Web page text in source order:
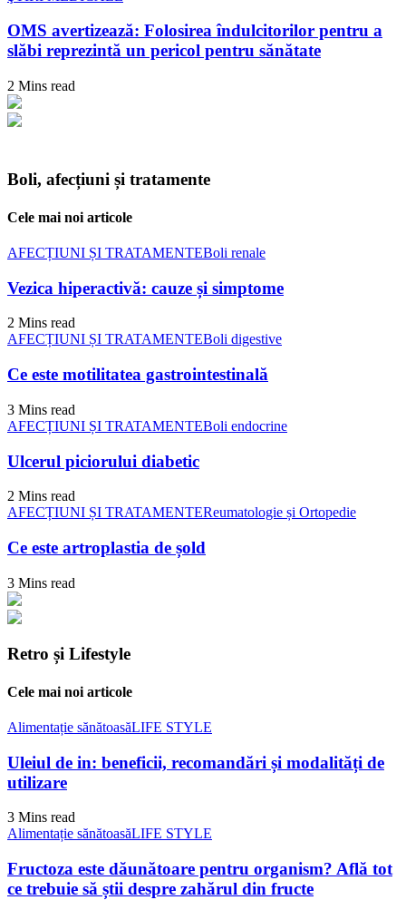
OMS avertizează: Folosirea îndulcitorilor pentru a
slăbi reprezintă un pericol pentru sănătate
2 Mins read
Boli, afecțiuni și tratamente
Cele mai noi articole
AFECȚIUNI ȘI TRATAMENTEBoli renale
Vezica hiperactivă: cauze și simptome
2 Mins read
AFECȚIUNI ȘI TRATAMENTEBoli digestive
Ce este motilitatea gastrointestinală
3 Mins read
AFECȚIUNI ȘI TRATAMENTEBoli endocrine
Ulcerul piciorului diabetic
2 Mins read
AFECȚIUNI ȘI TRATAMENTEReumatologie și Ortopedie
Ce este artroplastia de șold
3 Mins read
Retro și Lifestyle
Cele mai noi articole
Alimentație sănătoasăLIFE STYLE
Uleiul de in: beneficii, recomandări și modalități de
utilizare
3 Mins read
Alimentație sănătoasăLIFE STYLE
Fructoza este dăunătoare pentru organism? Află tot
ce trebuie să știi despre zahărul din fructe